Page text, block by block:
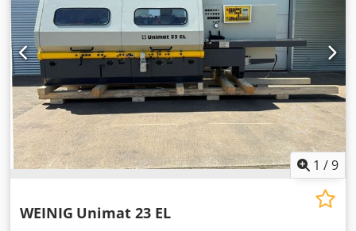
1 /9
WEINIG Unimat 23 EL